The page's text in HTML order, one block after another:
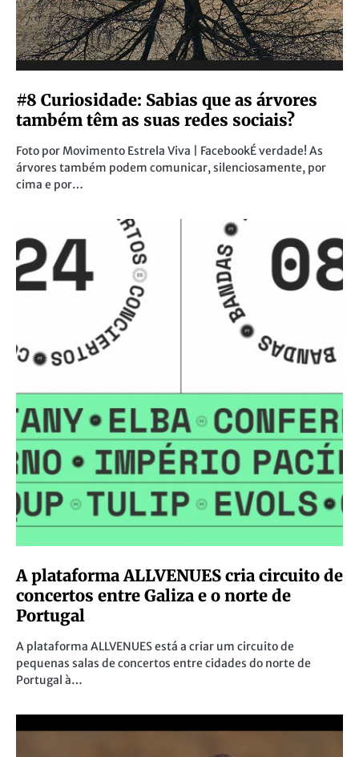
#8 Curiosidade: Sabias que as árvores
também têm as suas redes sociais?
Foto por Movimento Estrela Viva | FacebookÉ verdade! As
árvores também podem comunicar, silenciosamente, por
cima e por…
A plataforma ALLVENUES cria circuito de
concertos entre Galiza e o norte de
Portugal
A plataforma ALLVENUES está a criar um circuito de
pequenas salas de concertos entre cidades do norte de
Portugal à…